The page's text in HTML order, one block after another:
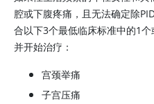
腔或下腹疼痛，且无法确定除
合以下3个最低临床标准中的1
并开始治疗：
宫颈举痛
子宫压痛